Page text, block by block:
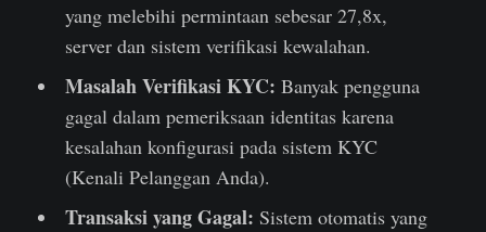
yang melebihi permintaan sebesar 27,8x,
server dan sistem verifikasi kewalahan.
Masalah Verifikasi KYC: Banyak pengguna
gagal dalam pemeriksaan identitas karena
kesalahan konfigurasi pada sistem KYC
(Kenali Pelanggan Anda).
Transaksi yang Gagal: Sistem otomatis yang